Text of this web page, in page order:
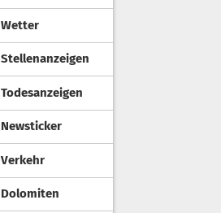
Wetter
Stellenanzeigen
Todesanzeigen
Newsticker
Verkehr
Dolomiten